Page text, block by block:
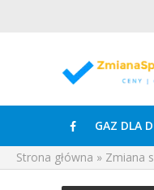
GAZ DLA
Strona główna » Zmiana